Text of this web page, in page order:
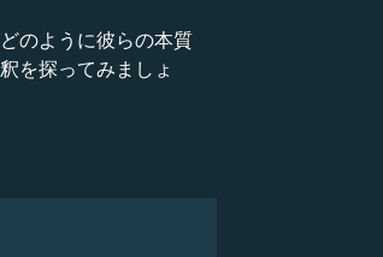
のように彼らの本質
を探ってみましょ